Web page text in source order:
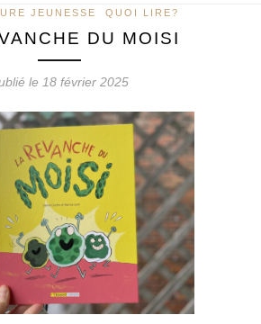
JEUNESSE QUOI LIRE?
DU MOISI
le 18 février 2025